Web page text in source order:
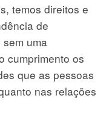
temos direitos e
de
uma
cumprimento os
que as pessoas
nas relações